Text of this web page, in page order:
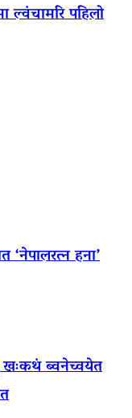
पहिलो
‘नेपालरत्न हना’
खःकथं ब्वनेच्वयेत